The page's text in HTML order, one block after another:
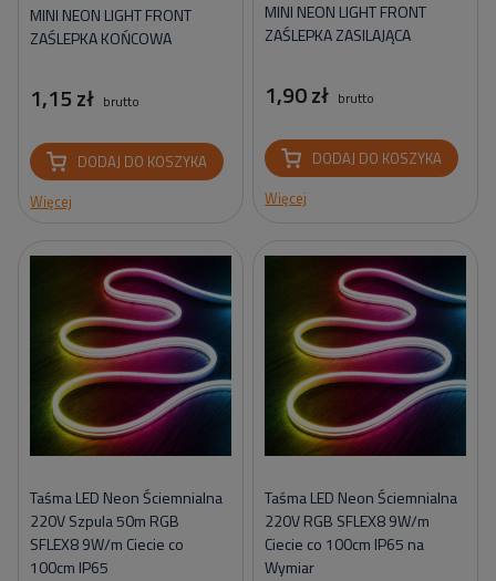
MINI NEON LIGHT FRONT
ZAŚLEPKA KOŃCOWA
1,15 zł brutto
DODAJ DO KOSZYKA
Więcej
MINI NEON LIGHT FRONT
ZAŚLEPKA ZASILAJĄCA
1,90 zł brutto
DODAJ DO KOSZYKA
Więcej
Taśma LED Neon Ściemnialna
220V Szpula 50m RGB
SFLEX8 9W/m Ciecie co
100cm IP65
Taśma LED Neon Ściemnialna
220V RGB SFLEX8 9W/m
Ciecie co 100cm IP65 na
Wymiar